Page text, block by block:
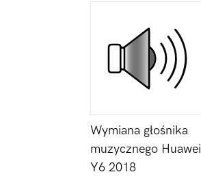
Wymiana głośnika
muzycznego Huawei
Y6 2018